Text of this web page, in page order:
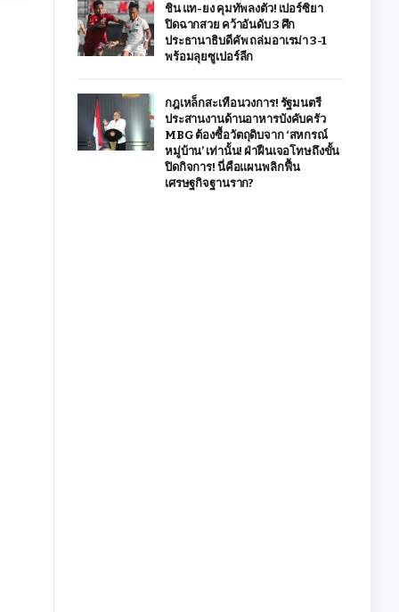
ชิน แท-ยง คุมทัพลงตัว! เปอร์ซิยา
ปิดฉากสวย คว้าอันดับ 3 ศึก
ประธานาธิบดีคัพ ถล่มอาเรม่า 3-1
พร้อมลุยซูเปอร์ลีก
กฎเหล็กสะเทือนวงการ! รัฐมนตรี
ประสานงานด้านอาหารบังคับครัว
MBG ต้องซื้อวัตถุดิบจาก ‘สหกรณ์
หมู่บ้าน’ เท่านั้น! ฝ่าฝืนเจอโทษถึงขั้น
ปิดกิจการ! นี่คือแผนพลิกฟื้น
เศรษฐกิจฐานราก?